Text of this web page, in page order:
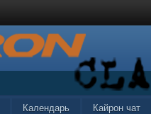
Календарь Кайрон чат